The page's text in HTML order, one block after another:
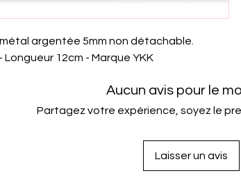
argentée 5mm non détachable.
Longueur 12cm - Marque YKK
Aucun avis pour le
Partagez votre expérience, soyez le
Laisser un avis